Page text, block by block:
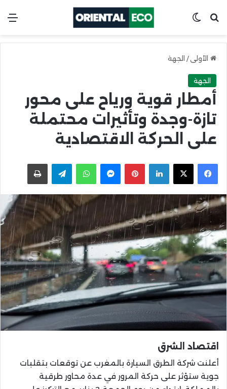
ابحث عنSwitch skin
الأولى / الجهة
الجهة
أمطار قوية ورياح على محور
تازة-وجدة وتأثيرات محتملة
على الحركة الاقتصادية
Facebook
X
LinkedIn
Pinterest
Messenger
WhatsApp
Telegramاطبعها
اقتصاد الشرق
أعلنت شركة الطرق السيارة بالمغرب عن توقعات بتقلبات
جوية ستؤثر على حركة المرور في عدة محاور طرقية